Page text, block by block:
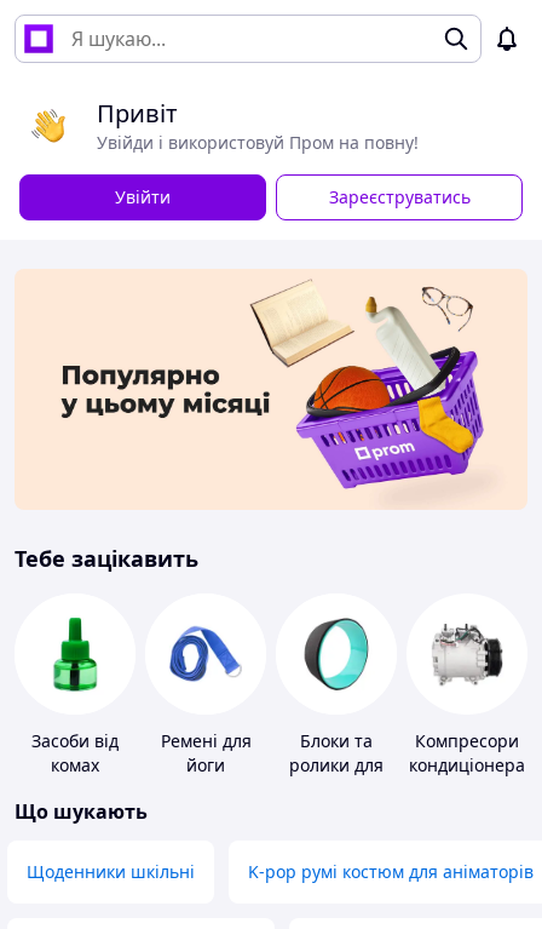
Привіт
Увійди і використовуй Пром на повну!
Увійти Зареєструватись
Тебе зацікавить
Засоби від
комах
Ремені для
йоги
Блоки та
ролики для
Компресори
кондиціонера
Що шукають
Щоденники шкільні K-pop румі костюм для аніматорів